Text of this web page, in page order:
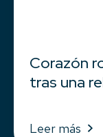
Corazón
tras una
Leer más